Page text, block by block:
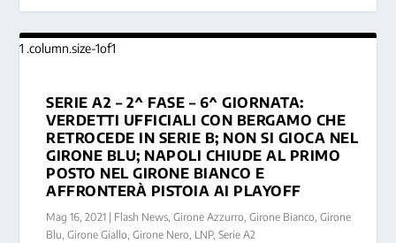
SERIE A2 – 2^ FASE – 6^ GIORNATA:
VERDETTI UFFICIALI CON BERGAMO CHE
RETROCEDE IN SERIE B; NON SI GIOCA NEL
GIRONE BLU; NAPOLI CHIUDE AL PRIMO
POSTO NEL GIRONE BIANCO E
AFFRONTERÀ PISTOIA AI PLAYOFF
Mag 16, 2021 | Flash News,Girone Azzurro,Girone Bianco,Girone
Blu,Girone Giallo,Girone Nero, LNP,Serie A2